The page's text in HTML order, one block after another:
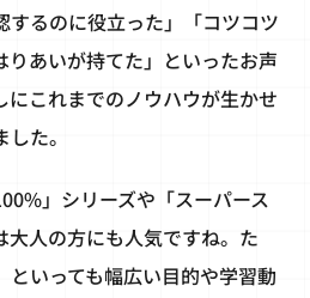
するのに役立った」「コツコツ
りあいが持てた」といったお声
にこれまでのノウハウが生かせ
た。
」シリーズや「スーパース
大人の方にも人気ですね。た
といっても幅広い目的や学習動